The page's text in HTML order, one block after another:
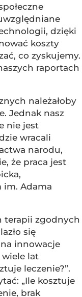
dzięki
koszty
co zyskujemy.
raportach
należałoby
Jednak nasz
nie jest
wracali
narodu,
że praca jest
im. Adama
terapii zgodnych
się
innowacje
wiele lat
leczenie?”.
„Ile kosztuje
brak